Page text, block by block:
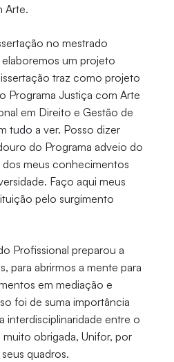
Arte.
no mestrado
um projeto
traz como projeto
Programa Justiça com Arte
em Direito e Gestão de
tudo a ver. Posso dizer
do Programa adveio do
meus conhecimentos
Faço aqui meus
pelo surgimento
Profissional preparou a
para abrirmos a mente para
em mediação e
foi de suma importância
interdisciplinaridade entre o
obrigada, Unifor, por
quadros.